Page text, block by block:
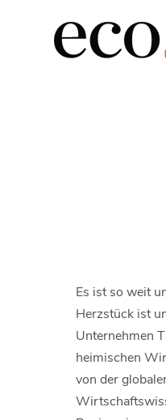
Es ist so weit
Herzstück ist
Unternehmen
heimischen
von der